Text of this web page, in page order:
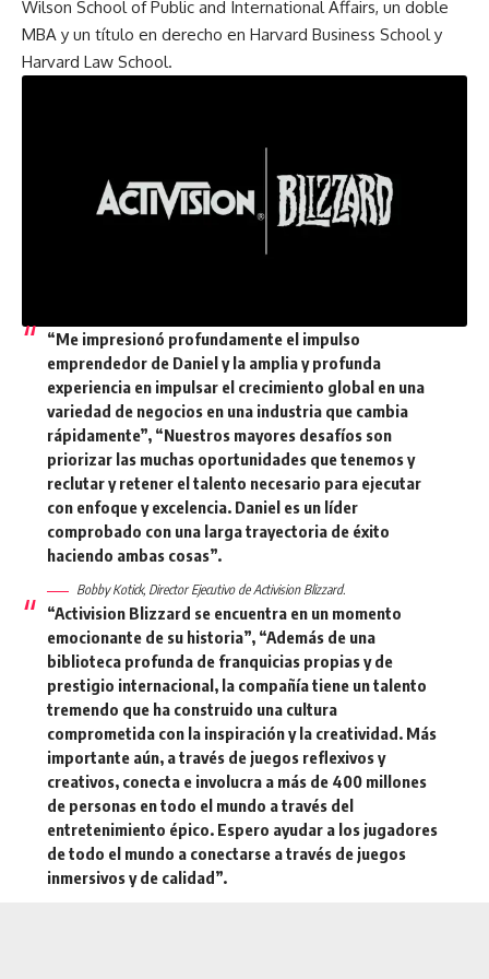
Wilson School of Public and International Affairs, un doble
MBA y un título en derecho en Harvard Business School y
Harvard Law School.
“Me impresionó profundamente el impulso
emprendedor de Daniel y la amplia y profunda
experiencia en impulsar el crecimiento global en una
variedad de negocios en una industria que cambia
rápidamente”, “Nuestros mayores desafíos son
priorizar las muchas oportunidades que tenemos y
reclutar y retener el talento necesario para ejecutar
con enfoque y excelencia. Daniel es un líder
comprobado con una larga trayectoria de éxito
haciendo ambas cosas”.
Bobby Kotick, Director Ejecutivo de Activision Blizzard.
“Activision Blizzard se encuentra en un momento
emocionante de su historia”, “Además de una
biblioteca profunda de franquicias propias y de
prestigio internacional, la compañía tiene un talento
tremendo que ha construido una cultura
comprometida con la inspiración y la creatividad. Más
importante aún, a través de juegos reflexivos y
creativos, conecta e involucra a más de 400 millones
de personas en todo el mundo a través del
entretenimiento épico. Espero ayudar a los jugadores
de todo el mundo a conectarse a través de juegos
inmersivos y de calidad”.